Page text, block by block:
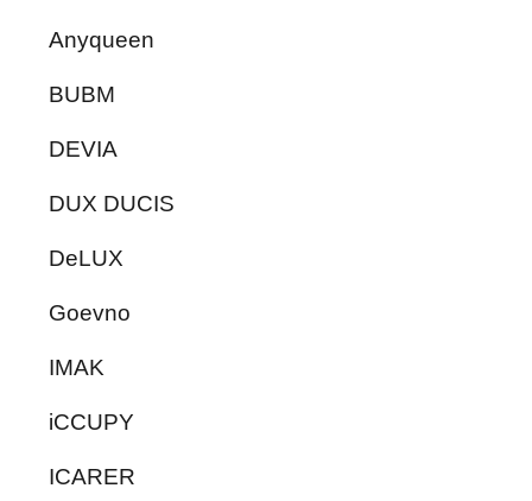
Anyqueen
BUBM
DEVIA
DUX DUCIS
DeLUX
Goevno
IMAK
iCCUPY
ICARER